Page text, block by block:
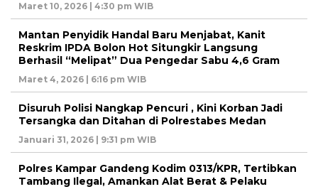
Maret 10, 2026 | 4:30 pm WIB
Mantan Penyidik Handal Baru Menjabat, Kanit
Reskrim IPDA Bolon Hot Situngkir Langsung
Berhasil “Melipat” Dua Pengedar Sabu 4,6 Gram
Maret 4, 2026 | 6:16 pm WIB
Disuruh Polisi Nangkap Pencuri , Kini Korban Jadi
Tersangka dan Ditahan di Polrestabes Medan
Januari 31, 2026 | 9:31 pm WIB
Polres Kampar Gandeng Kodim 0313/KPR, Tertibkan
Tambang Ilegal, Amankan Alat Berat & Pelaku